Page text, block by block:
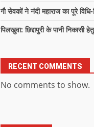
गौ सेवकों ने नंदी महाराज का पूरे
पिलखुवा: छिद्दापुरी के पानी निकासी
RECENT COMMENTS
No comments to show.